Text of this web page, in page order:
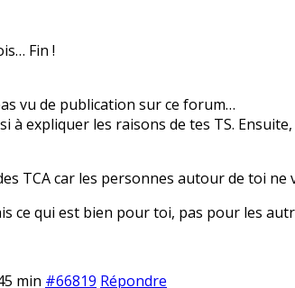
Fin !
vu de publication sur ce forum…
à expliquer les raisons de tes TS.
TCA car les personnes autour de toi
ce qui est bien pour toi, pas pour les
min #66819 Répondre